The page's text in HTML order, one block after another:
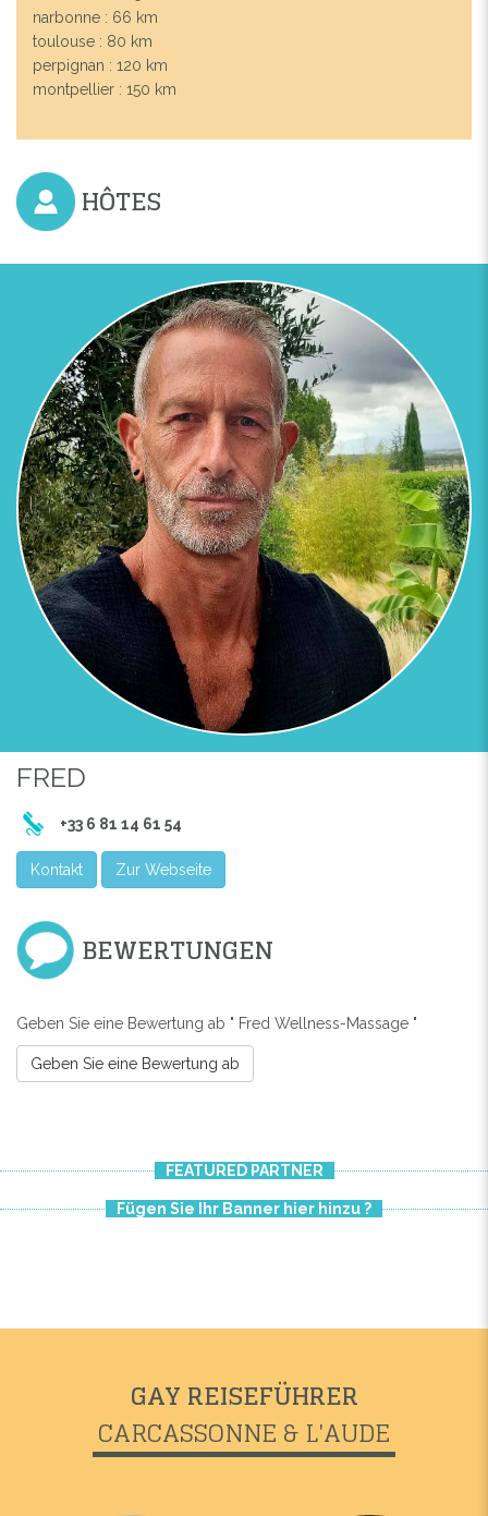
CADRE D'ACCUEIL DES MASSAGES
Previous Next
narbonne : 66 km
toulouse : 80 km
perpignan : 120 km
montpellier : 150 km
HÔTES
FRED
+33 6 81 14 61 54
Kontakt Zur Webseite
BEWERTUNGEN
Geben Sie eine Bewertung ab " Fred Wellness-Massage "
Geben Sie eine Bewertung ab
FEATURED PARTNER
Fügen Sie Ihr Banner hier hinzu ?
GAY REISEFÜHRER
CARCASSONNE & L'AUDE